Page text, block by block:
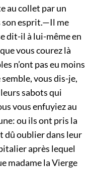
au collet par un
son esprit.—Il me
dit-il à lui-même en
vous courez là
n’ont pas eu moins
semble, vous dis-je,
sabots qui
vous enfuyiez au
ou ils ont pris la
dû oublier dans leur
après lequel
madame la Vierge